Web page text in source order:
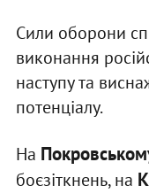
Сили оборони
виконання
наступу та
потенціалу.
На
боєзіткнень, на